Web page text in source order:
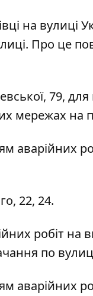
на вулиці
Про це
79,
мережах на
аварійних
22, 24.
робіт
по
аварійних